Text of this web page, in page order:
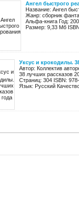
Ангел быстрого
Название: Ангел
Жанр: сборник
Альфа-книга Год:
Размер: 9,33 Мб
Уксус и крокодилы.
Автор: Коллектив
38 лучших рассказов
Страниц: 304 ISBN:
Язык: Русский